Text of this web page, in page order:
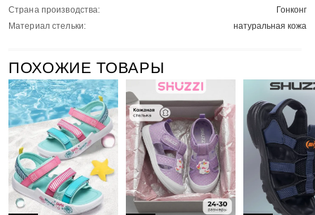
Страна производства:
Гонконг
Материал стельки:
натуральная кожа
ПОХОЖИЕ ТОВАРЫ